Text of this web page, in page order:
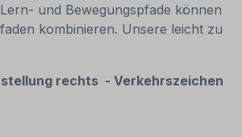
und Bewegungspfade können
kombinieren. Unsere leicht zu
rechts - Verkehrszeichen